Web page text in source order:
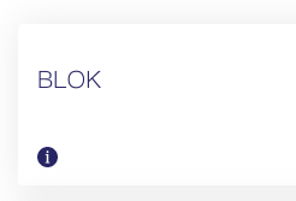
BLOK